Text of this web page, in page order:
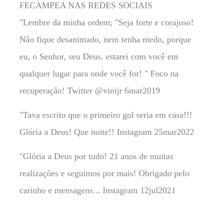
FECAMPEA NAS REDES SOCIAIS
"Lembre da minha ordem; "Seja forte e corajoso!
Não fique desanimado, nem tenha medo, porque
eu, o Senhor, seu Deus, estarei com você em
qualquer lugar para onde você for! " Foco na
recuperação! Twitter @vinijr 6mar2019
"Tava escrito que o primeiro gol seria em casa!!!
Glória a Deus! Que noite!! Instagram 25mar2022
"Glória a Deus por tudo! 21 anos de muitas
realizações e seguimos por mais! Obrigado pelo
carinho e mensagens... Instagram 12jul2021